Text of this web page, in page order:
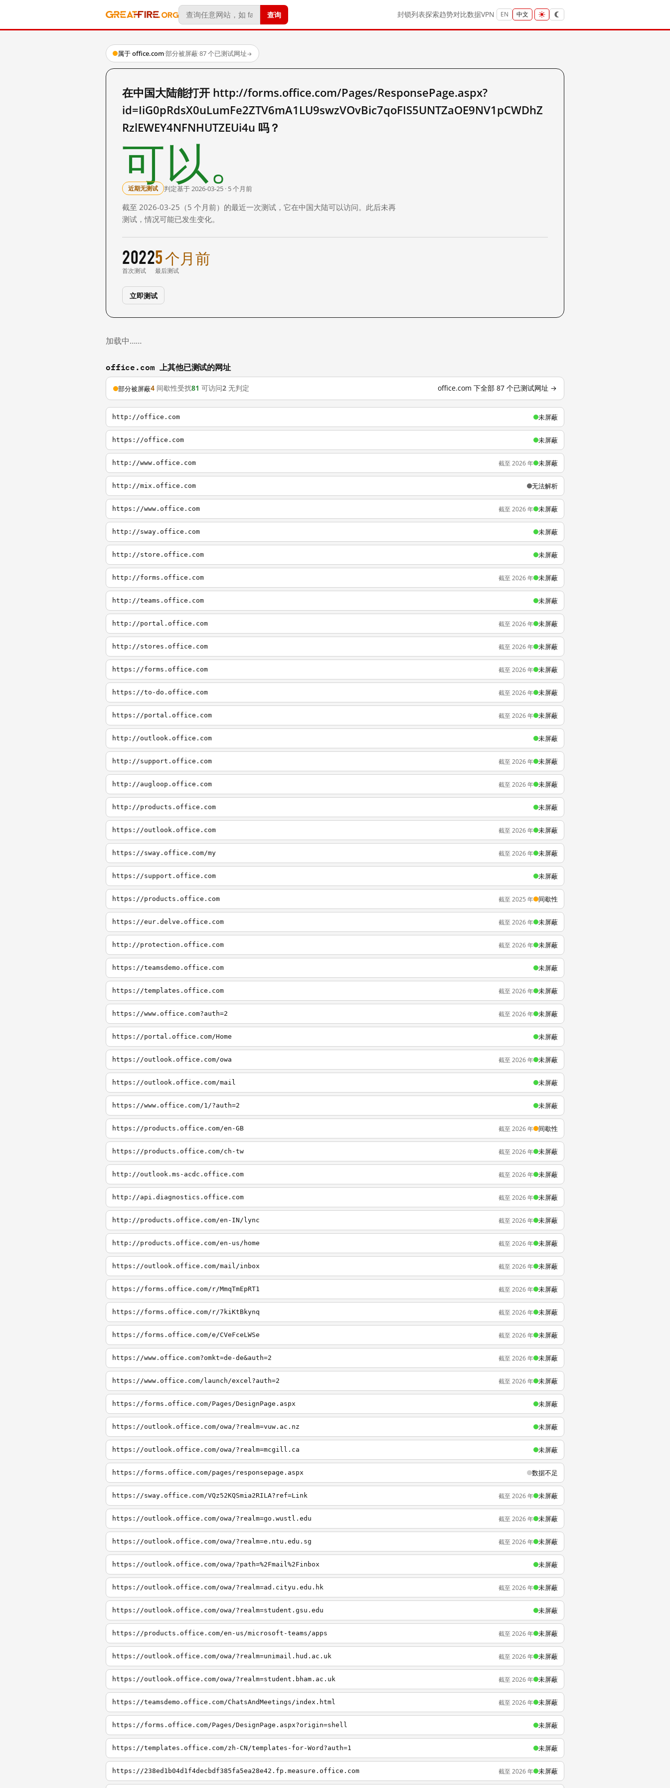
查询 封锁列表探索趋势对比数据VPN EN 中文
属于 office.com·部分被屏蔽·87 个已测试网址→
在中国大陆能打开 http://forms.office.com/Pages/ResponsePage.aspx?
id=IiG0pRdsX0uLumFe2ZTV6mA1LU9swzVOvBic7qoFIS5UNTZaOE9NV1pCWDhZ
RzlEWEY4NFNHUTZEUi4u 吗？
可以。
近期无测试 判定基于 2026-03-25 · 5 个月前
截至 2026-03-25（5 个月前）的最近一次测试，它在中国大陆可以访问。此后未再
测试，情况可能已发生变化。
2022
首次测试
5 个月前
最后测试
立即测试
加载中……
office.com 上其他已测试的网址
部分被屏蔽4 间歇性受扰81 可访问2 无判定 office.com 下全部 87 个已测试网址 →
http://office.com 未屏蔽
https://office.com 未屏蔽
http://www.office.com 截至 2026 年 未屏蔽
http://mix.office.com 无法解析
https://www.office.com 截至 2026 年 未屏蔽
http://sway.office.com 未屏蔽
http://store.office.com 未屏蔽
http://forms.office.com 截至 2026 年 未屏蔽
http://teams.office.com 未屏蔽
http://portal.office.com 截至 2026 年 未屏蔽
http://stores.office.com 截至 2026 年 未屏蔽
https://forms.office.com 截至 2026 年 未屏蔽
https://to-do.office.com 截至 2026 年 未屏蔽
https://portal.office.com 截至 2026 年 未屏蔽
http://outlook.office.com 未屏蔽
http://support.office.com 截至 2026 年 未屏蔽
http://augloop.office.com 截至 2026 年 未屏蔽
http://products.office.com 未屏蔽
https://outlook.office.com 截至 2026 年 未屏蔽
https://sway.office.com/my 截至 2026 年 未屏蔽
https://support.office.com 未屏蔽
https://products.office.com 截至 2025 年 间歇性
https://eur.delve.office.com 截至 2026 年 未屏蔽
http://protection.office.com 截至 2026 年 未屏蔽
https://teamsdemo.office.com 未屏蔽
https://templates.office.com 截至 2026 年 未屏蔽
https://www.office.com?auth=2 截至 2026 年 未屏蔽
https://portal.office.com/Home 未屏蔽
https://outlook.office.com/owa 截至 2026 年 未屏蔽
https://outlook.office.com/mail 未屏蔽
https://www.office.com/1/?auth=2 未屏蔽
https://products.office.com/en-GB 截至 2026 年 间歇性
https://products.office.com/ch-tw 截至 2026 年 未屏蔽
http://outlook.ms-acdc.office.com 截至 2026 年 未屏蔽
http://api.diagnostics.office.com 截至 2026 年 未屏蔽
http://products.office.com/en-IN/lync 截至 2026 年 未屏蔽
http://products.office.com/en-us/home 截至 2026 年 未屏蔽
https://outlook.office.com/mail/inbox 截至 2026 年 未屏蔽
https://forms.office.com/r/MmqTmEpRT1 截至 2026 年 未屏蔽
https://forms.office.com/r/7kiKtBkynq 截至 2026 年 未屏蔽
https://forms.office.com/e/CVeFceLWSe 截至 2026 年 未屏蔽
https://www.office.com?omkt=de-de&auth=2 截至 2026 年 未屏蔽
https://www.office.com/launch/excel?auth=2 截至 2026 年 未屏蔽
https://forms.office.com/Pages/DesignPage.aspx 未屏蔽
https://outlook.office.com/owa/?realm=vuw.ac.nz 未屏蔽
https://outlook.office.com/owa/?realm=mcgill.ca 未屏蔽
https://forms.office.com/pages/responsepage.aspx 数据不足
https://sway.office.com/VQz52KQSmia2RILA?ref=Link 截至 2026 年 未屏蔽
https://outlook.office.com/owa/?realm=go.wustl.edu 截至 2026 年 未屏蔽
https://outlook.office.com/owa/?realm=e.ntu.edu.sg 截至 2026 年 未屏蔽
https://outlook.office.com/owa/?path=%2Fmail%2Finbox 未屏蔽
https://outlook.office.com/owa/?realm=ad.cityu.edu.hk 截至 2026 年 未屏蔽
https://outlook.office.com/owa/?realm=student.gsu.edu 未屏蔽
https://products.office.com/en-us/microsoft-teams/apps 截至 2026 年 未屏蔽
https://outlook.office.com/owa/?realm=unimail.hud.ac.uk 截至 2026 年 未屏蔽
https://outlook.office.com/owa/?realm=student.bham.ac.uk 截至 2026 年 未屏蔽
https://teamsdemo.office.com/ChatsAndMeetings/index.html 截至 2026 年 未屏蔽
https://forms.office.com/Pages/DesignPage.aspx?origin=shell 未屏蔽
https://templates.office.com/zh-CN/templates-for-Word?auth=1 未屏蔽
https://238ed1b04d1f4decbdf385fa5ea28e42.fp.measure.office.com 截至 2026 年 未屏蔽